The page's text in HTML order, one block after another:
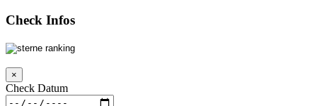
Check Infos
×
Check Datum